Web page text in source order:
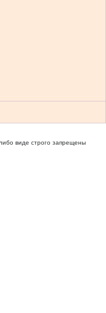
виде строго запрещены